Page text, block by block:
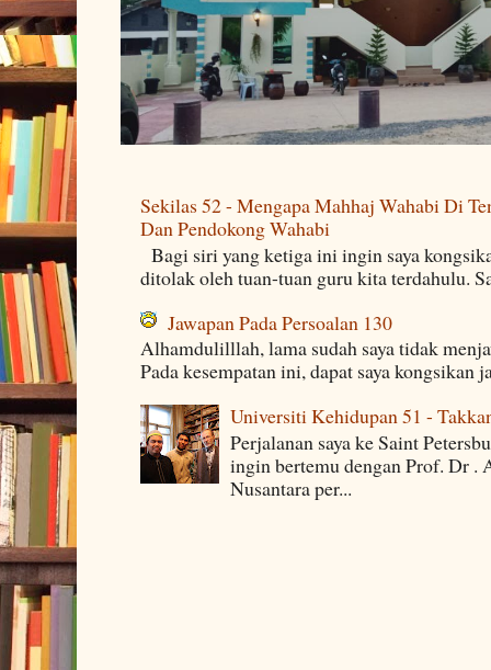
Sekilas 52 - Mengapa Mahhaj Wahabi Di
Dan Pendokong Wahabi
Bagi siri yang ketiga ini ingin saya
ditolak oleh tuan-tuan guru kita terdahulu.
Jawapan Pada Persoalan 130
Alhamdulilllah, lama sudah saya tidak
Pada kesempatan ini, dapat saya kongsikan
Universiti Kehidupan 51 -
Perjalanan saya ke Saint
ingin bertemu dengan Prof. Dr
Nusantara per...